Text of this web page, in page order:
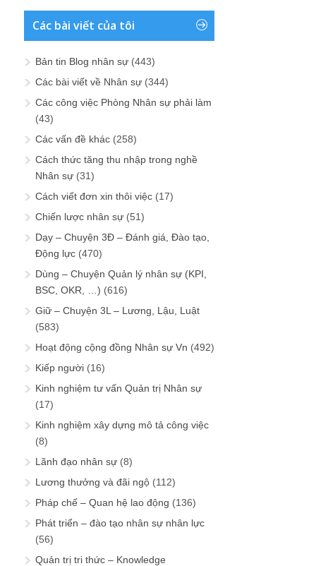
Các bài viết của tôi
Bản tin Blog nhân sự (443)
Các bài viết về Nhân sự (344)
Các công việc Phòng Nhân sự phải làm
(43)
Các vấn đề khác (258)
Cách thức tăng thu nhập trong nghề
Nhân sự (31)
Cách viết đơn xin thôi việc (17)
Chiến lược nhân sự (51)
Dạy – Chuyện 3Đ – Đánh giá, Đào tạo,
Động lực (470)
Dùng – Chuyện Quản lý nhân sự (KPI,
BSC, OKR, …) (616)
Giữ – Chuyện 3L – Lương, Lậu, Luật
(583)
Hoạt động cộng đồng Nhân sự Vn (492)
Kiếp người (16)
Kinh nghiệm tư vấn Quản trị Nhân sự
(17)
Kinh nghiệm xây dựng mô tả công việc
(8)
Lãnh đạo nhân sự (8)
Lương thưởng và đãi ngộ (112)
Pháp chế – Quan hệ lao động (136)
Phát triển – đào tạo nhân sự nhân lực
(56)
Quản trị tri thức – Knowledge